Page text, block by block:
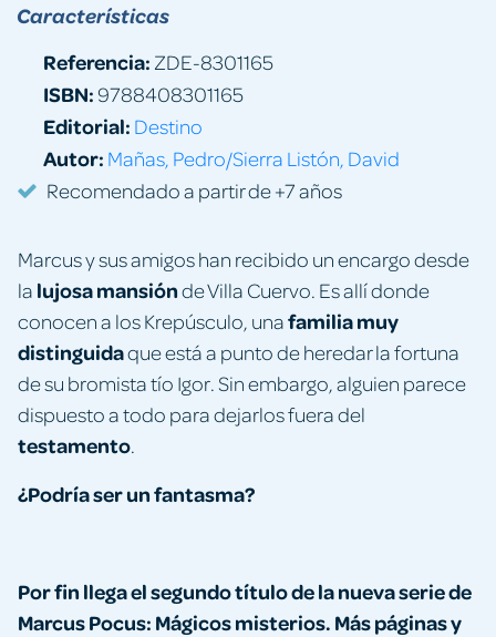
Marcus y sus amigos han recibido un encargo desde
la lujosa mansiónde Villa Cuervo. Es allí donde
conocen a los Krepúsculo, unafamilia muy
distinguidaque está a punto de heredar la fortuna
de su bromista tío Igor. Sin embargo, alguien parece
dispuesto a todo para dejarlos fuera del
testamento.
¿Podría ser un fantasma?
Por fin llega el segundo título de la nueva serie de
Marcus Pocus: Mágicos misterios. Más páginas y
Características
Referencia: ZDE-8301165
ISBN:9788408301165
Editorial: Destino
Autor: Mañas, Pedro/Sierra Listón, David
Recomendado a partir de +7 años